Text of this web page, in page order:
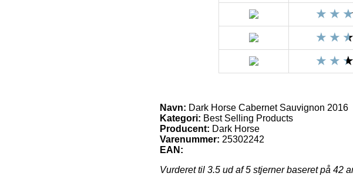
Navn: Dark Horse Cabernet Sauvignon 2016
Kategori: Best Selling Products
Producent: Dark Horse
Varenummer: 25302242
EAN:
Vurderet til 3.5 ud af 5 stjerner baseret på 42